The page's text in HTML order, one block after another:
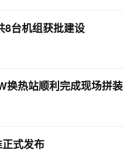
8台机组获批建设
换热站顺利完成现场拼装
式发布